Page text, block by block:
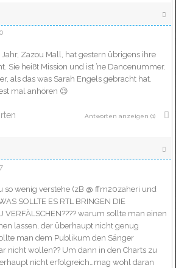
Zazou Mall, hat gestern übrigens ihre
Sie heißt Mission und ist ’ne Dancenummer.
als das was Sarah Engels gebracht hat.
mal anhören 😉
Antworten anzeigen (1)
so wenig verstehe (zB @ ffm20zaheri und
SOLLTE ES RTL BRINGEN DIE
VERFÄLSCHEN???? warum sollte man einen
lassen, der überhaupt nicht genug
man dem Publikum den Sänger
nicht wollen?? Um dann in den Charts zu
nicht erfolgreich…mag wohl daran